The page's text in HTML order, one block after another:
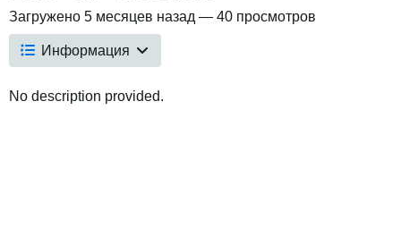
Загружено 5 месяцев назад — 40 просмотров
Информация
No description provided.